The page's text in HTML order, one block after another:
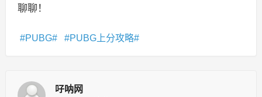
聊聊！
PUBG PUBG上分攻略
吇呐网